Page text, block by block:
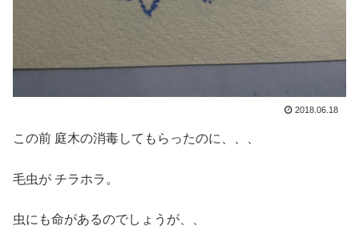
2018.06.18
この前 庭木の消毒してもらったのに、、、
毛虫が チラホラ。
虫にも命があるのでしょうが、、